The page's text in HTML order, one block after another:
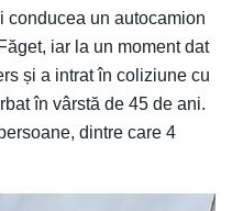
conducea un autocamion
iar la un moment dat
și a intrat în coliziune cu
în vârstă de 45 de ani.
dintre care 4